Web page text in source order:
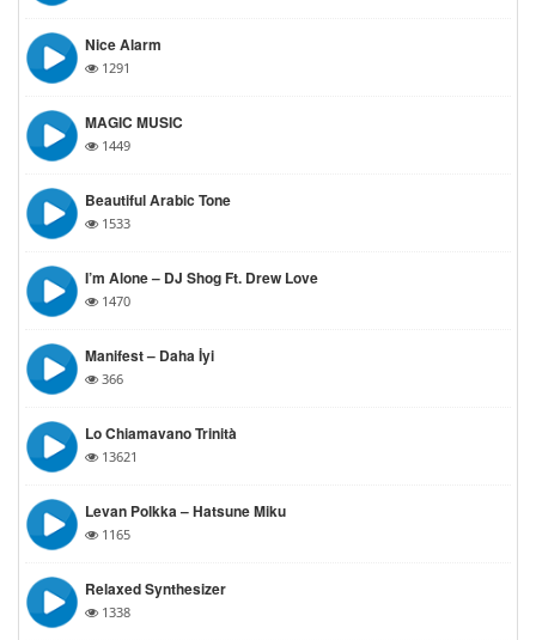
Nice Alarm
1291
MAGIC MUSIC
1449
Beautiful Arabic Tone
1533
I’m Alone – DJ Shog Ft. Drew Love
1470
Manifest – Daha İyi
366
Lo Chiamavano Trinità
13621
Levan Polkka – Hatsune Miku
1165
Relaxed Synthesizer
1338